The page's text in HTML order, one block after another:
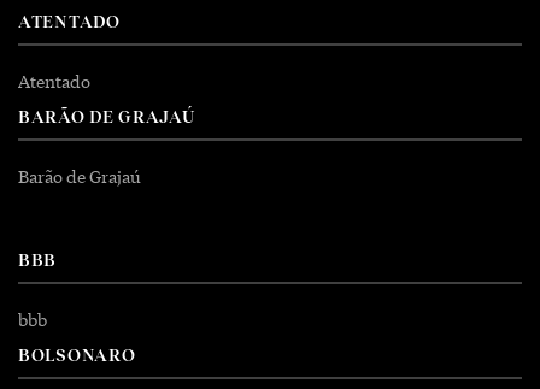
ATENTADO
Atentado
BARÃO DE GRAJAÚ
Barão de Grajaú
BBB
bbb
BOLSONARO